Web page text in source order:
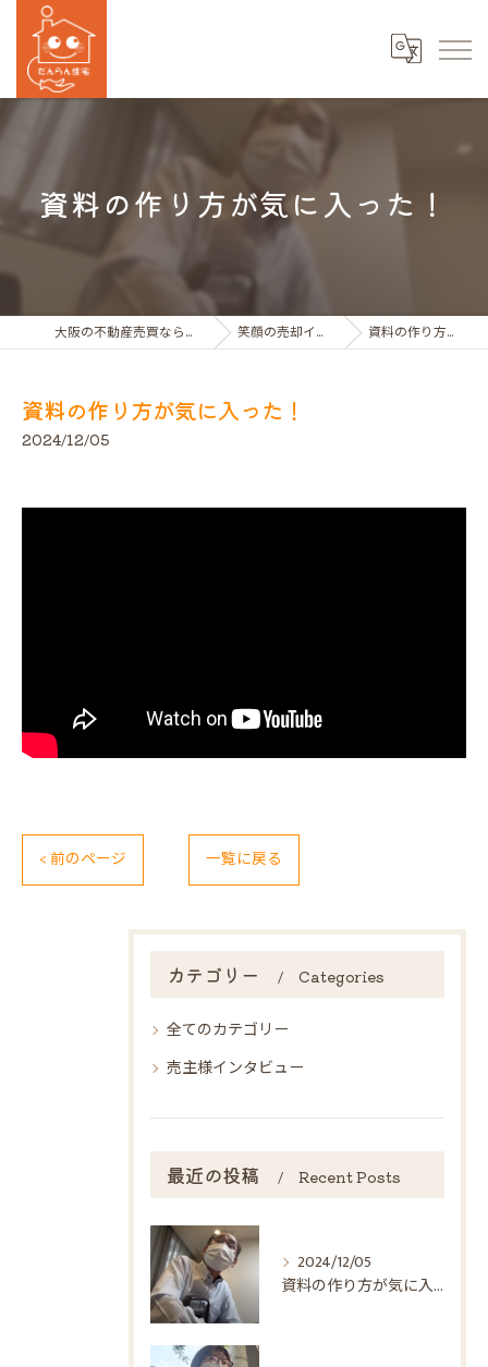
資料の作り方が気に入った！
大阪の不動産売買ならだんらん住宅株式会社 笑顔の売却インタビュー動画 資料の作り方が気に入った！
資料の作り方が気に入った！
2024/12/05
< 前のページ 一覧に戻る
カテゴリー Categories
全てのカテゴリー
売主様インタビュー
最近の投稿 Recent Posts
2024/12/05
資料の作り方が気に入った！